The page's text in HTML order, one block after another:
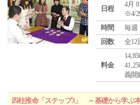
日程
4月
※4/
時間
毎週
回数
全12
料金
義開
四柱推命「ステップ3」 ～基礎から学ぶ